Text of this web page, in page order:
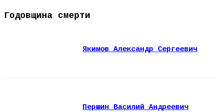
Годовщина смерти
Якимов Александр Сергеевич
Першин Василий Андреевич